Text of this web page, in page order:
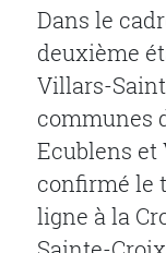
Dans le
deuxième
Villars-
communes
Ecublens
confirmé le
ligne à la